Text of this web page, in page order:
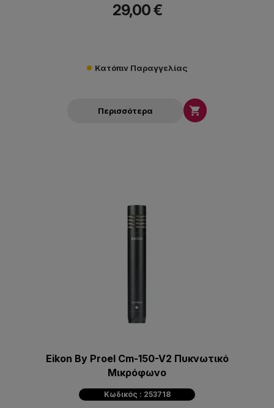
29,00 €
Κατόπιν Παραγγελίας
Περισσότερα 
Eikon By Proel Cm-150-V2 Πυκνωτικό
Mικρόφωνο
Κωδικός : 253718